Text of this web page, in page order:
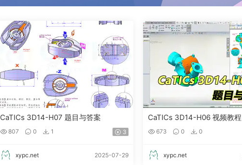
CaTICs 3D14-H07 题目与答案
807 0 1 3
xypc.net 2025-07-29
CaTICs 3D14-H06 视频教程
673 0 0
xypc.net